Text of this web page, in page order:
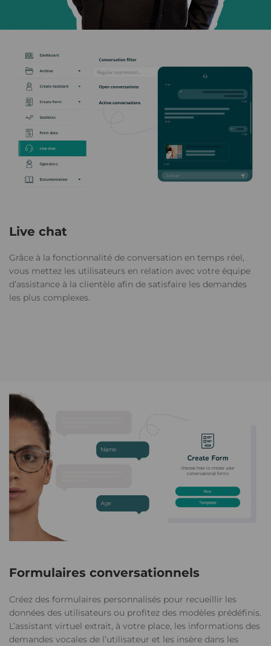
Live chat
Grâce à la fonctionnalité de conversation en temps réel,
vous mettez les utilisateurs en relation avec votre équipe
d’assistance à la clientèle afin de satisfaire les demandes
les plus complexes.
Formulaires conversationnels
Créez des formulaires personnalisés pour recueillir les
données des utilisateurs ou profitez des modèles prédéfinis.
L’assistant virtuel extrait, à votre place, les informations des
demandes vocales de l’utilisateur et les insère dans les